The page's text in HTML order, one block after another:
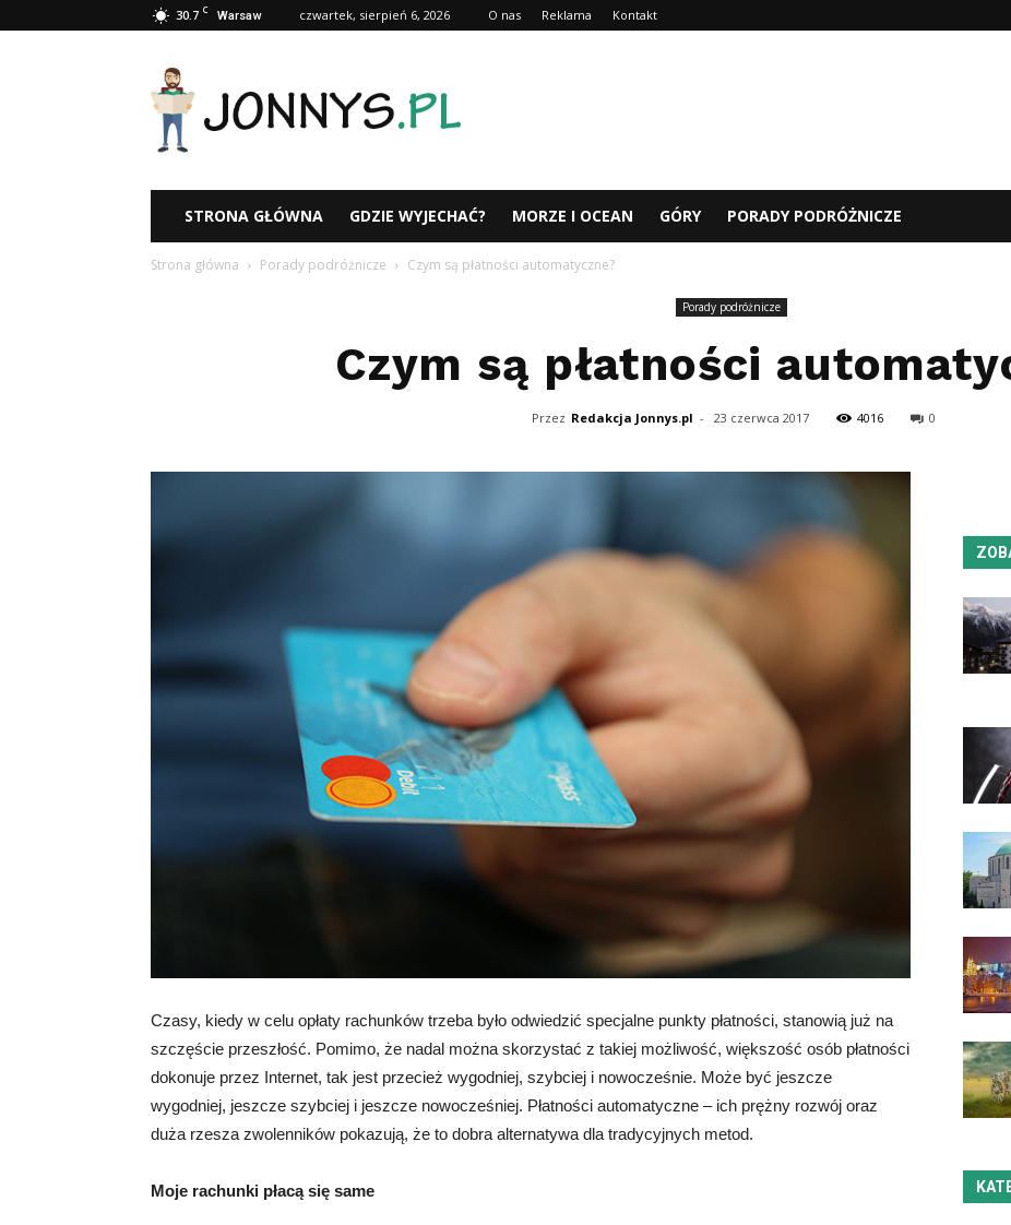
30.7 C Warsaw czwartek, sierpień 6, 2026 O nas Reklama Kontakt
Jonnys.pl
STRONA GŁÓWNA GDZIE WYJECHAĆ? MORZE I OCEAN GÓRY PORADY PODRÓŻNICZE
Strona główna Porady podróżnicze Czym są płatności automatyczne?
Porady podróżnicze
Czym są płatności
Przez Redakcja Jonnys.pl - 23 czerwca 2017 4016 0
Czasy, kiedy w celu opłaty rachunków trzeba było odwiedzić specjalne punkty płatności, stanowią już na
szczęście przeszłość. Pomimo, że nadal można skorzystać z takiej możliwość, większość osób płatności
dokonuje przez Internet, tak jest przecież wygodniej, szybciej i nowocześnie. Może być jeszcze
wygodniej, jeszcze szybciej i jeszcze nowocześniej. Płatności automatyczne – ich prężny rozwój oraz
duża rzesza zwolenników pokazują, że to dobra alternatywa dla tradycyjnych metod.
Moje rachunki płacą się same